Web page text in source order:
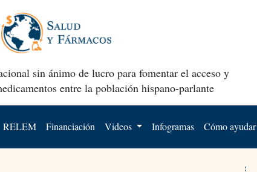
sin ánimo de lucro para fomentar el acceso y
entre la población hispano-parlante
RELEM Financiación Videos Infogramas Cómo ayudar